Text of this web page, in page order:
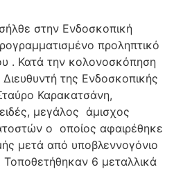
στην Ενδοσκοπική
προληπτικό
. Κατά την κολονοσκόπηση
της Ενδοσκοπικής
Καρακατσάνη,
μεγάλος άμισχος
ο οποίος αφαιρέθηκε
μετά από υποβλεννογόνιο
6 μεταλλικά